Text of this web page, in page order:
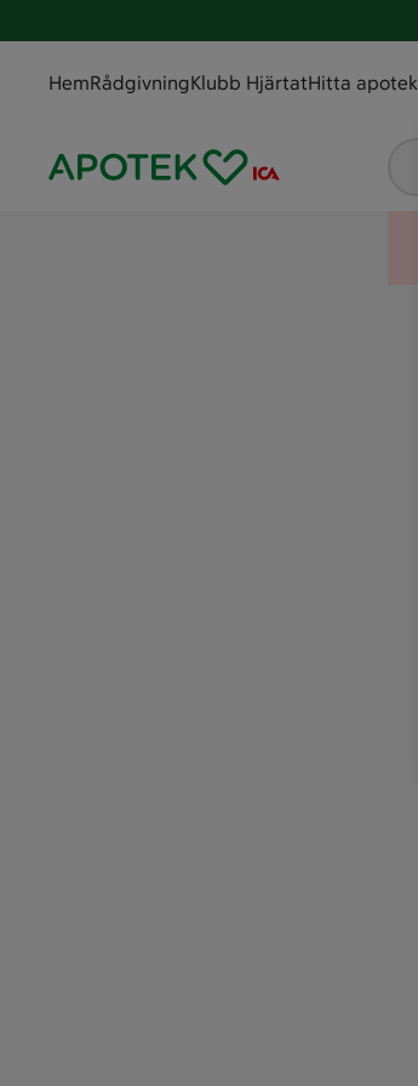
HemRådgivningKlubb HjärtatHitta apotek